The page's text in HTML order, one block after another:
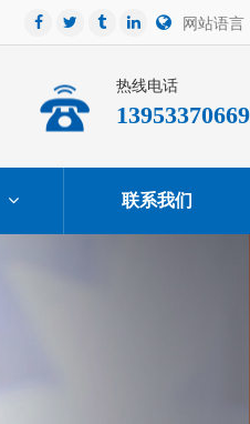
网站语言
热线电话
13953370669
联系我们